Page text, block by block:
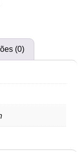
(0)